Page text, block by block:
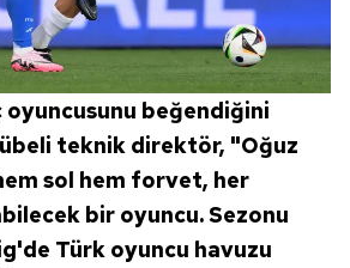
oyuncusunu beğendiğini
teknik direktör, "Oğuz
sol hem forvet, her
bir oyuncu. Sezonu
Türk oyuncu havuzu